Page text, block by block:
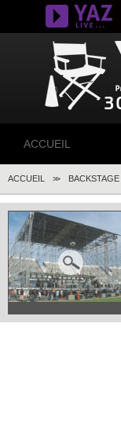
ACCUEIL
CONCERTS
BACKSTAGE
ACCUEIL >> BACKSTAGE